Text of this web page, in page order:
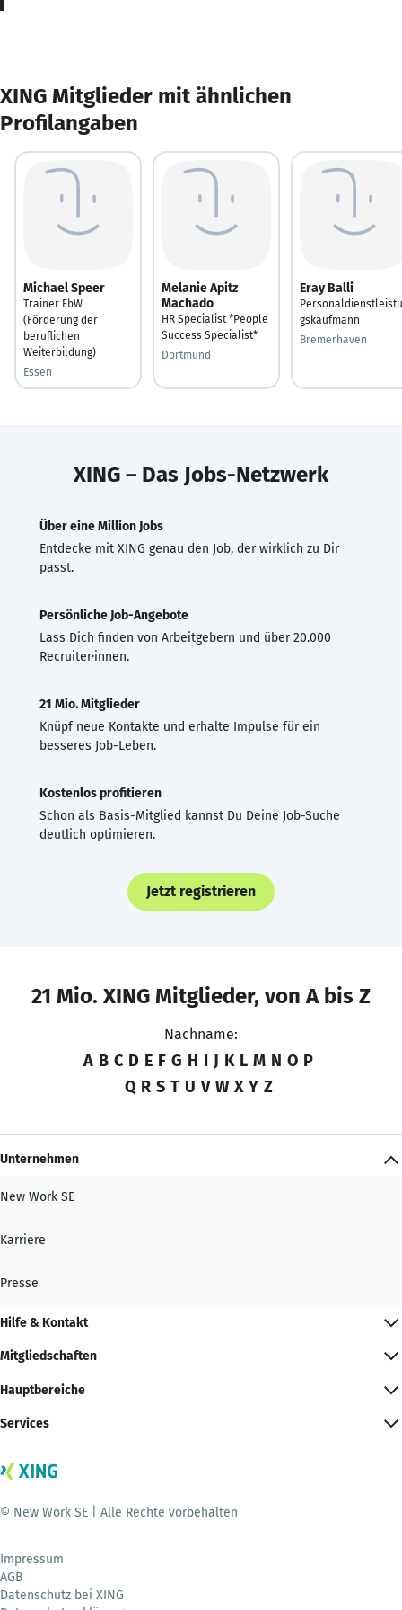
XING Mitglieder mit ähnlichen
Profilangaben
Michael Speer
Trainer FbW
(Förderung der
beruflichen
Weiterbildung)
Essen
Melanie Apitz
Machado
HR Specialist *People
Success Specialist*
Dortmund
Eray Balli
gskaufmann
Bremerhaven
XING – Das Jobs-Netzwerk
Über eine Million Jobs
Entdecke mit XING genau den Job, der wirklich zu Dir
passt.
Persönliche Job-Angebote
Lass Dich finden von Arbeitgebern und über 20.000
Recruiter·innen.
21 Mio. Mitglieder
Knüpf neue Kontakte und erhalte Impulse für ein
besseres Job-Leben.
Kostenlos profitieren
Schon als Basis-Mitglied kannst Du Deine Job-Suche
deutlich optimieren.
Jetzt registrieren
21 Mio. XING Mitglieder, von A bis Z
Nachname:
A B C D E F G H I J K L M N O P
Q R S T U V W X Y Z
Unternehmen
New Work SE
Karriere
Presse
Hilfe & Kontakt
Mitgliedschaften
Hauptbereiche
Services
© New Work SE | Alle Rechte vorbehalten
Impressum
AGB
Datenschutz bei XING